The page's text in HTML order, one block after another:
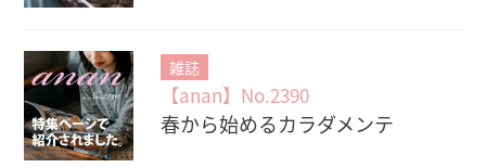
雑誌
【anan】No.2390
春から始めるカラダメンテ